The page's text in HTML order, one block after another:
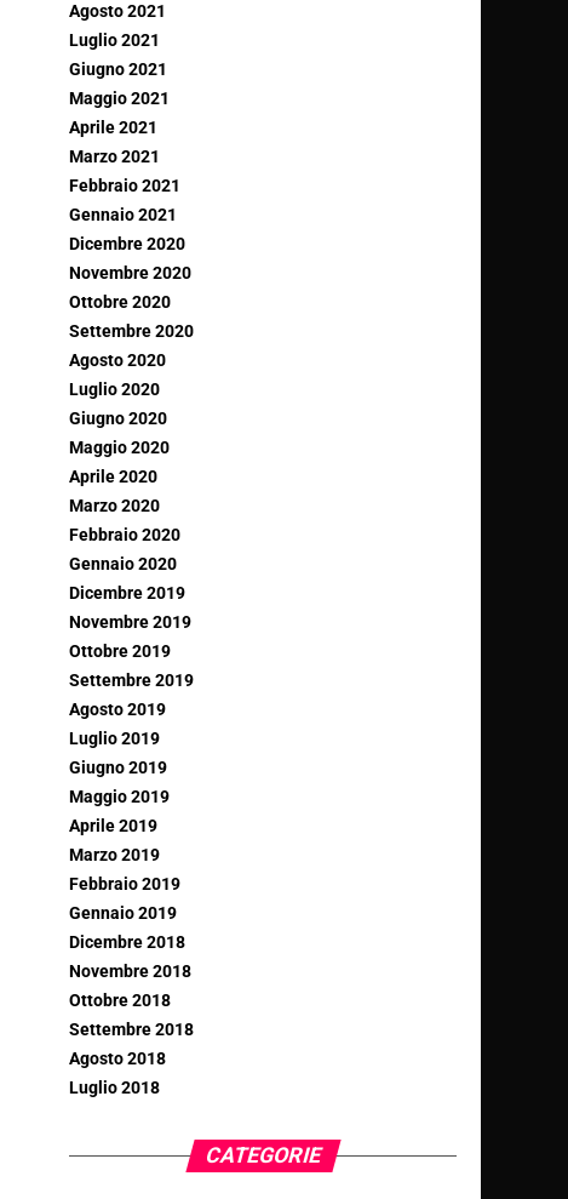
Agosto 2021
Luglio 2021
Giugno 2021
Maggio 2021
Aprile 2021
Marzo 2021
Febbraio 2021
Gennaio 2021
Dicembre 2020
Novembre 2020
Ottobre 2020
Settembre 2020
Agosto 2020
Luglio 2020
Giugno 2020
Maggio 2020
Aprile 2020
Marzo 2020
Febbraio 2020
Gennaio 2020
Dicembre 2019
Novembre 2019
Ottobre 2019
Settembre 2019
Agosto 2019
Luglio 2019
Giugno 2019
Maggio 2019
Aprile 2019
Marzo 2019
Febbraio 2019
Gennaio 2019
Dicembre 2018
Novembre 2018
Ottobre 2018
Settembre 2018
Agosto 2018
Luglio 2018
CATEGORIE